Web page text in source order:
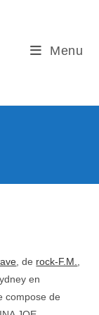
Menu
, de rock-F.M.
en
compose de